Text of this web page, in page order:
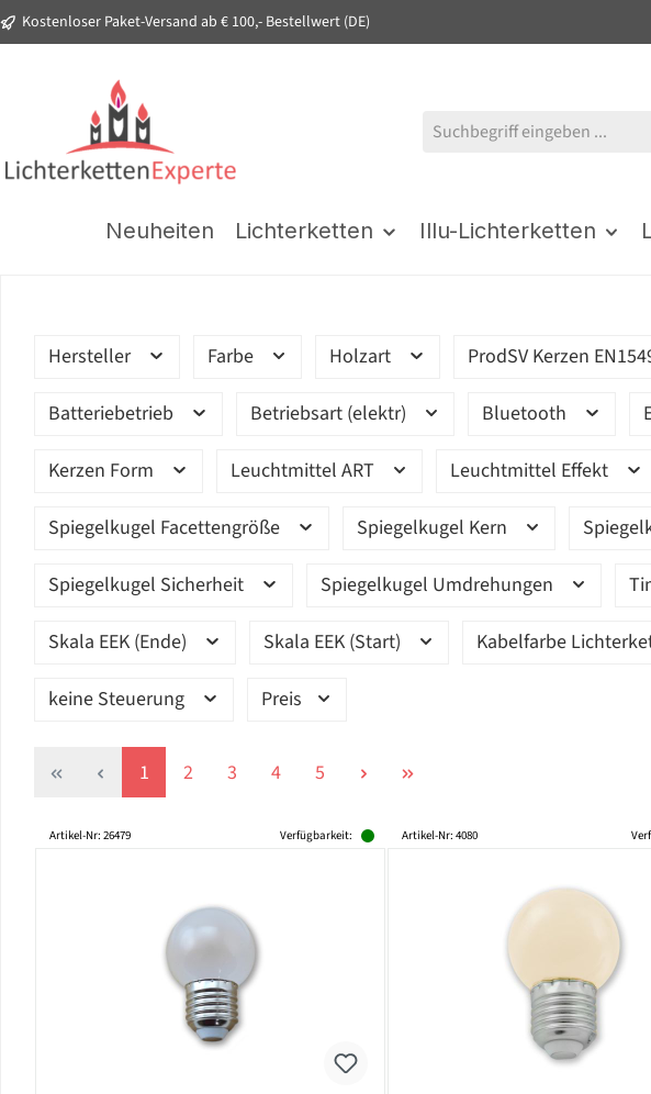
Zur Hauptnavigation springen
Kostenloser Paket-Versand ab € 100,- Bestellwert (DE)
Neuheiten Lichterketten Illu-Lichterketten
Hersteller Farbe Holzart ProdSV Kerzen
Batteriebetrieb Betriebsart (elektr) Bluetooth
Kerzen Form Leuchtmittel ART Leuchtmittel Effekt
Spiegelkugel Facettengröße Spiegelkugel Kern
Spiegelkugel Sicherheit Spiegelkugel Umdrehungen
Skala EEK (Ende) Skala EEK (Start) Kabelfarbe
keine Steuerung Preis
Seite
1 Seite
2 Seite
3 Seite
4 Seite
5
Artikel-Nr: 26479 Verfügbarkeit: Artikel-Nr: 4080